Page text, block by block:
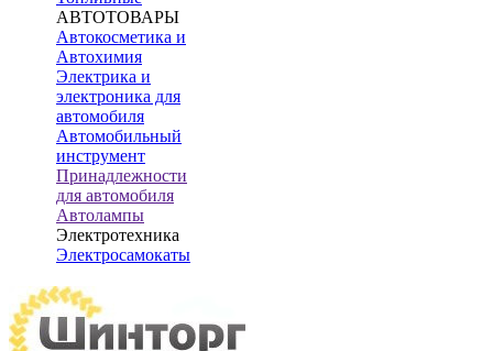
АВТОТОВАРЫ
Автокосметика и
Автохимия
Электрика и
электроника для
автомобиля
Автомобильный
инструмент
Принадлежности
для автомобиля
Автолампы
Электротехника
Электросамокаты